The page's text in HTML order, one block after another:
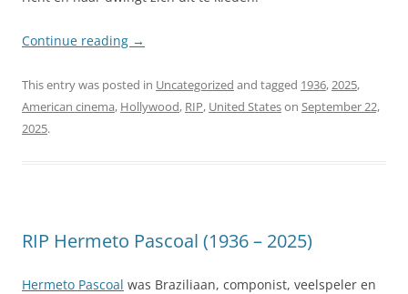
Continue reading →
This entry was posted in Uncategorized and tagged 1936,2025,
American cinema, Hollywood, RIP, United Stateson September 22,
2025.
RIP Hermeto Pascoal (1936 – 2025)
Hermeto Pascoal was Braziliaan, componist, veelspeler en